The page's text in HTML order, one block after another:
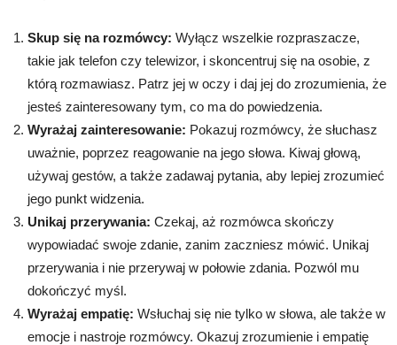
Skup się na rozmówcy: Wyłącz wszelkie rozpraszacze,
takie jak telefon czy telewizor, i skoncentruj się na osobie, z
którą rozmawiasz. Patrz jej w oczy i daj jej do zrozumienia, że
jesteś zainteresowany tym, co ma do powiedzenia.
Wyrażaj zainteresowanie: Pokazuj rozmówcy, że słuchasz
uważnie, poprzez reagowanie na jego słowa. Kiwaj głową,
używaj gestów, a także zadawaj pytania, aby lepiej zrozumieć
jego punkt widzenia.
Unikaj przerywania: Czekaj, aż rozmówca skończy
wypowiadać swoje zdanie, zanim zaczniesz mówić. Unikaj
przerywania i nie przerywaj w połowie zdania. Pozwól mu
dokończyć myśl.
Wyrażaj empatię: Wsłuchaj się nie tylko w słowa, ale także w
emocje i nastroje rozmówcy. Okazuj zrozumienie i empatię